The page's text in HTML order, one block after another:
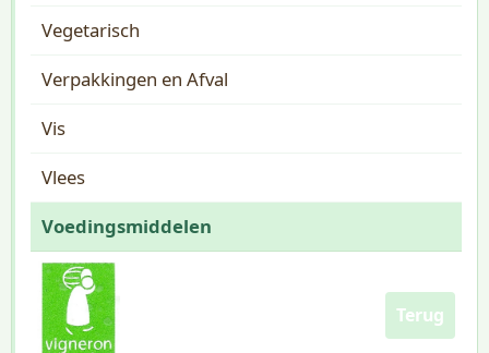
Vegetarisch
Verpakkingen en Afval
Vis
Vlees
Voedingsmiddelen
Terug